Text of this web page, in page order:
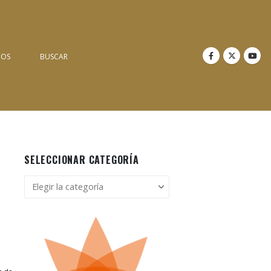
BUSCAR
SELECCIONAR CATEGORÍA
Seleccionar
categoría